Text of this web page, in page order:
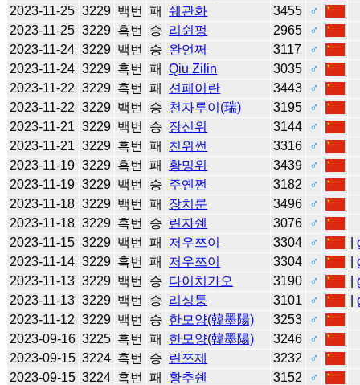
2023-11-25 3229 백번 패 쉐관화 3455
♂
2023-11-25 3229 흑번 승 리쉰펑 2965
♂
2023-11-24 3229 백번 승 완언쩌 3117
♂
2023-11-24 3229 흑번 패 Qiu Zilin 3035
♂
2023-11-22 3229 흑번 패 션페이란 3443
♂
2023-11-22 3229 백번 승 천자루이(瑞) 3195
♂
2023-11-21 3229 백번 승 장신위 3144
♂
2023-11-21 3229 흑번 패 천위썬 3316
♂
2023-11-19 3229 흑번 패 황밍위 3439
♂
2023-11-19 3229 백번 승 주옌쩐 3182
♂
2023-11-18 3229 백번 패 장치룬 3496
♂
2023-11-18 3229 흑번 승 린자쉔 3076
♂
2023-11-15 3229 백번 패 저우쯔이 3304 ♂ |
2023-11-14 3229 흑번 패 저우쯔이 3304 ♂ |
2023-11-13 3229 백번 승 다이치가오 3190 ♂ |
2023-11-13 3229 백번 승 리싱퉁 3101 ♂ |
2023-11-12 3229 백번 승 한모양(韓墨陽) 3253
♂
2023-09-16 3225 흑번 패 한모양(韓墨陽) 3246
♂
2023-09-15 3224 흑번 승 린쯔제 3232
♂
2023-09-15 3224 흑번 패 황추쉔 3152
♂